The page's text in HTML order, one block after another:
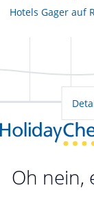
Hotels Gager auf
Oh nein,